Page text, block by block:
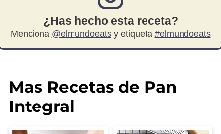
¿Has hecho esta receta?
Menciona @elmundoeatsy etiqueta #elmundoeats
Mas Recetas de Pan
Integral